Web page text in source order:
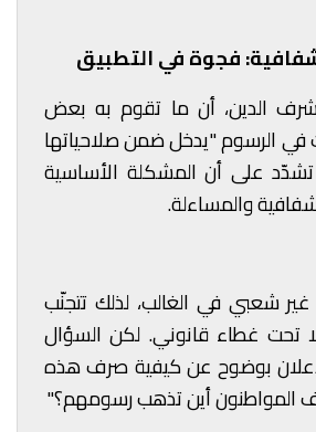
فجوة في التطبيق
الدين، أن ما تقوم به بعض
في الرسوم "يدخل ضمن صلاحياتها
تشدّد على أن المشكلة الأساسية
والمساءلة.
شعبي في الغالب، لذلك تتجنّب
تحت غطاء قانوني. لكن السؤال
بوضوح عن كيفية صرف هذه
المواطنون أين تذهب رسومهم؟"